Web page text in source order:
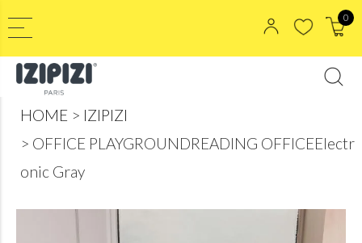
0
HOME
IZIPIZI
OFFICE PLAYGROUNDREADING OFFICEElectr
onic Gray